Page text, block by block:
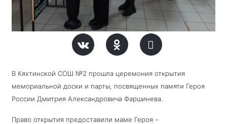
В Кяхтинской СОШ №2 прошла церемония открытия
мемориальной доски и парты, посвященных памяти Героя
России Дмитрия Александровича Фаршинева.
Право открытия предоставили маме Героя –